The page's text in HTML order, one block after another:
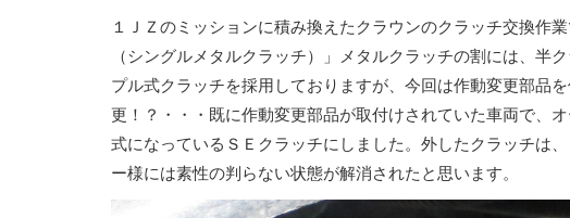
１ＪＺのミッションに積み換えたクラウンのクラッチ交換作
（シングルメタルクラッチ）」メタルクラッチの割には、半
プル式クラッチを採用しておりますが、今回は作動変更部品
更！？・・・既に作動変更部品が取付けされていた車両で、
式になっているＳＥクラッチにしました。外したクラッチは
ー様には素性の判らない状態が解消されたと思います。